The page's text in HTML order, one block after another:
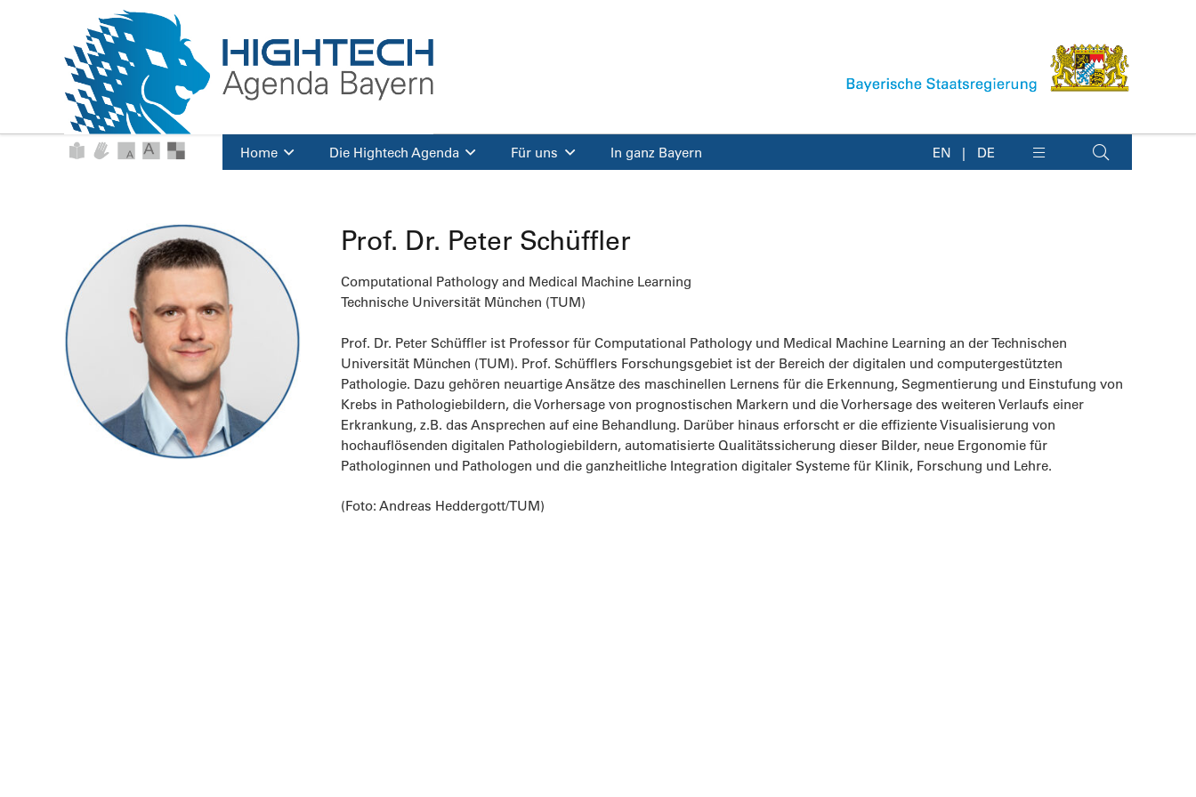
Home Die Hightech Agenda Für uns In ganz Bayern EN DE
Prof. Dr. Peter Schüffler
Computational Pathology and Medical Machine Learning
Technische Universität München (TUM)
Prof. Dr. Peter Schüffler ist Professor für Computational Pathology und Medical Machine Learning an der Technischen
Universität München (TUM). Prof. Schüfflers Forschungsgebiet ist der Bereich der digitalen und computergestützten
Pathologie. Dazu gehören neuartige Ansätze des maschinellen Lernens für die Erkennung, Segmentierung und Einstufung von
Krebs in Pathologiebildern, die Vorhersage von prognostischen Markern und die Vorhersage des weiteren Verlaufs einer
Erkrankung, z.B. das Ansprechen auf eine Behandlung. Darüber hinaus erforscht er die effiziente Visualisierung von
hochauflösenden digitalen Pathologiebildern, automatisierte Qualitätssicherung dieser Bilder, neue Ergonomie für
Pathologinnen und Pathologen und die ganzheitliche Integration digitaler Systeme für Klinik, Forschung und Lehre.
(Foto: Andreas Heddergott/TUM)